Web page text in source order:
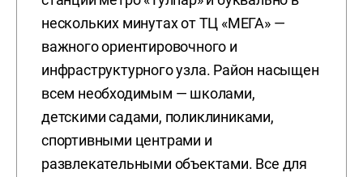
нескольких минутах от ТЦ «МЕГА» —
важного ориентировочного и
инфраструктурного узла. Район насыщен
всем необходимым — школами,
детскими садами, поликлиниками,
спортивными центрами и
развлекательными объектами. Все для